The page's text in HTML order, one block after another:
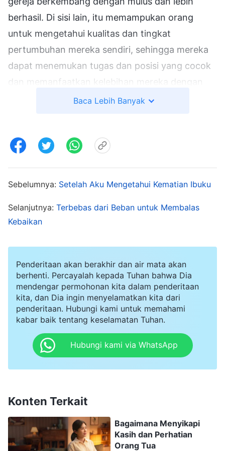
berhasil. Di sisi lain, itu memampukan orang
untuk mengetahui kualitas dan tingkat
pertumbuhan mereka sendiri, sehingga mereka
dapat menemukan tugas dan posisi yang cocok
dan memanfaatkan kelebihan mereka dengan
lebih baik dan melakukan bagian mereka.
dan jalan masuk kehidupan orang-orang. Ibuku
mengenal dirinya sendiri dan memetik pelajaran.
Bukankah itu hal yang baik? Mengapa ayahku
seorang saudara di gereja yang telah berhenti
dari pekerjaannya agar bisa melaksanakan
tugasnya penuh waktu. Saat tugasnya tidak
terlalu menuntut, dia mencari pekerjaan
sampingan untuk mendapatkan uang.
Pekerjaannya adalah pekerjaan kasar, dan dia
mencari nafkah sambil melaksanakan tugasnya.
Sebelumnya dia tak pernah melakukan sesuatu
kelelahan, dia akan merasa sangat sedih. Saat
ayahku tahu, dia berkata kepada saudara itu,
"Dahulu keluargaku cukup kaya, tetapi sejak
Baca Lebih Banyak
Sebelumnya: Setelah Aku Mengetahui Kematian Ibuku
Selanjutnya: Terbebas dari Beban untuk Membalas
Kebaikan
Penderitaan akan berakhir dan air mata akan
berhenti. Percayalah kepada Tuhan bahwa Dia
mendengar permohonan kita dalam penderitaan
kita, dan Dia ingin menyelamatkan kita dari
penderitaan. Hubungi kami untuk memahami
kabar baik tentang keselamatan Tuhan.
Hubungi kami via WhatsApp
Konten Terkait
Bagaimana Menyikapi
Kasih dan Perhatian
Orang Tua